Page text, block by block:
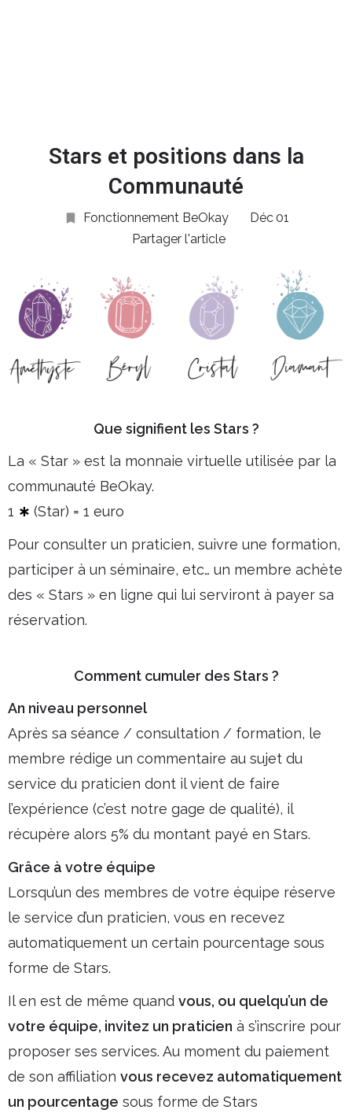
Stars et positions dans la
Communauté
Fonctionnement BeOkay Déc 01
Partager l'article
Que signifient les Stars ?
La « Star » est la monnaie virtuelle utilisée par la
communauté BeOkay.
1 ∗ (Star) = 1 euro
Pour consulter un praticien, suivre une formation,
participer à un séminaire, etc… un membre achète
des « Stars » en ligne qui lui serviront à payer sa
réservation.
Comment cumuler des Stars ?
An niveau personnel
Après sa séance / consultation / formation, le
membre rédige un commentaire au sujet du
service du praticien dont il vient de faire
l’expérience (c’est notre gage de qualité), il
récupère alors 5% du montant payé en Stars.
Grâce à votre équipe
Lorsqu’un des membres de votre équipe réserve
le service d’un praticien, vous en recevez
automatiquement un certain pourcentage sous
forme de Stars.
Il en est de même quand vous, ou quelqu’un de
votre équipe, invitez un praticien à s’inscrire pour
proposer ses services. Au moment du paiement
de son affiliation vous recevez automatiquement
un pourcentage sous forme de Stars